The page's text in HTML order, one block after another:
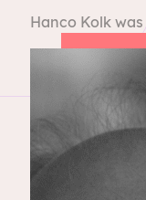
Hanco Kolk